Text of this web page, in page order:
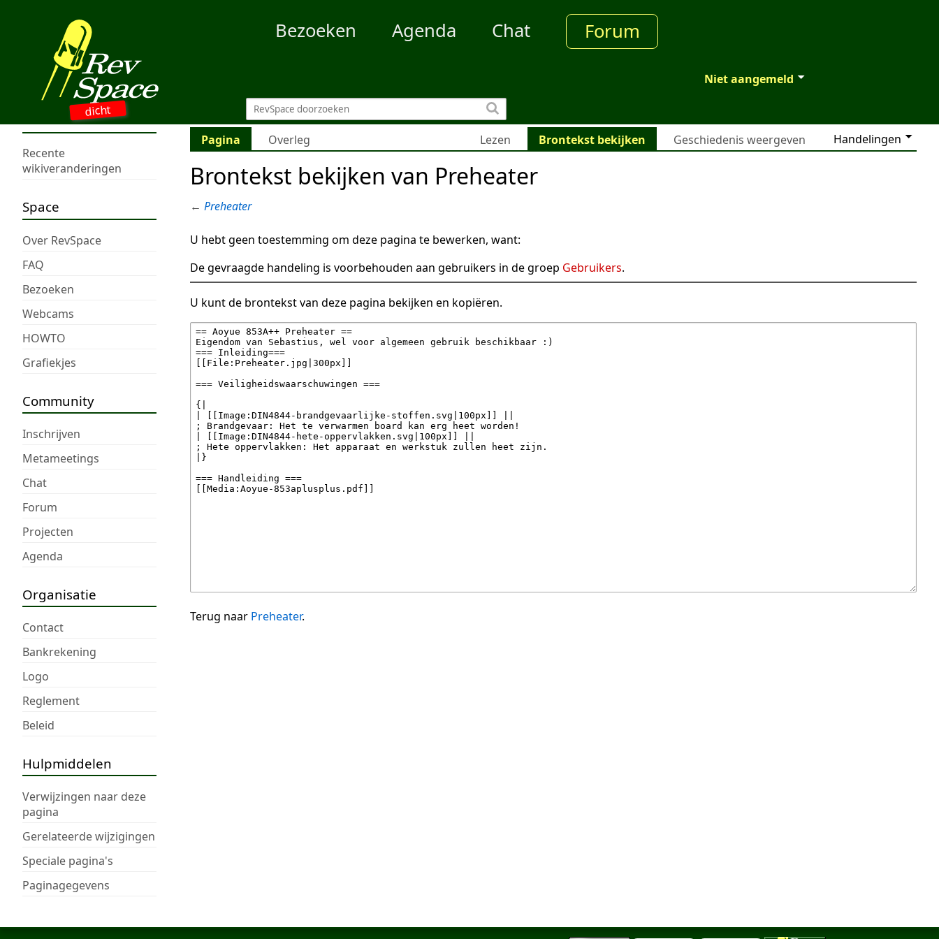
dicht
Bezoeken Agenda Chat Forum
Niet aangemeld
Recente
wikiveranderingen
Space
Over RevSpace
FAQ
Bezoeken
Webcams
HOWTO
Grafiekjes
Community
Inschrijven
Metameetings
Chat
Forum
Projecten
Agenda
Organisatie
Contact
Bankrekening
Logo
Reglement
Beleid
Hulpmiddelen
Verwijzingen naar deze
pagina
Gerelateerde wijzigingen
Speciale pagina's
Paginagegevens
Pagina Overleg Handelingen
Lezen Brontekst bekijken Geschiedenis weergeven
Brontekst bekijken van Preheater
← Preheater
U hebt geen toestemming om deze pagina te bewerken, want:
De gevraagde handeling is voorbehouden aan gebruikers in de groep Gebruikers.
U kunt de brontekst van deze pagina bekijken en kopiëren.
Terug naar Preheater.